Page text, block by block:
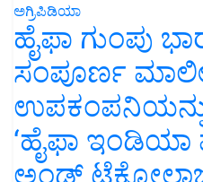
ಅಗ್ರಿಪಿಡಿಯಾ
ಹೈಫಾ ಗುಂಪು
ಸಂಪೂರ್ಣ
‘ಹೈಫಾ
ಅಂಡ್